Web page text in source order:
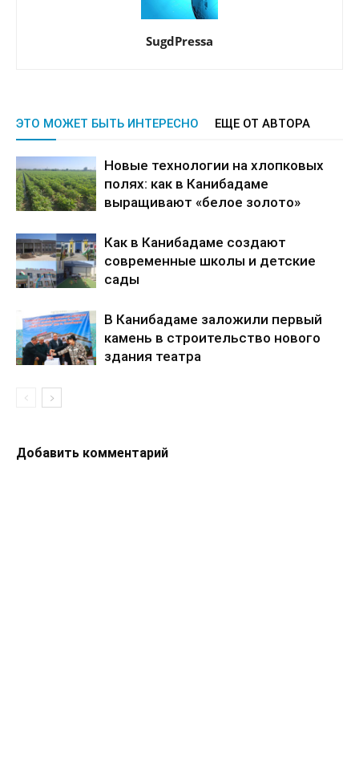
SugdPressa
ЭТО МОЖЕТ БЫТЬ ИНТЕРЕСНО ЕЩЕ ОТ АВТОРА
Новые технологии на хлопковых
полях: как в Канибадаме
выращивают «белое золото»
Как в Канибадаме создают
современные школы и детские
сады
В Канибадаме заложили первый
камень в строительство нового
здания театра
Добавить комментарий